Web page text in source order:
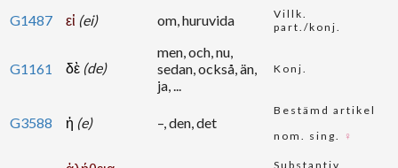
G1487 εἰ (ei) om, huruvida
Villk.
part./konj.
G1161 δὲ (de)
men, och, nu,
sedan, också, än,
ja, ...
Konj.
G3588 ἡ (e) –, den, det
Bestämd artikel
nom. sing.
♀
Substantiv